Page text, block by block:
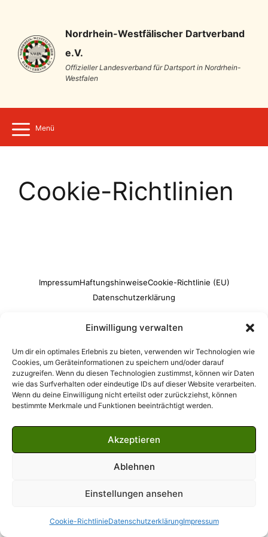
Einwilligung verwalten
Um dir ein optimales Erlebnis zu bieten, verwenden wir Technologien wie
Cookies, um Geräteinformationen zu speichern und/oder darauf
zuzugreifen. Wenn du diesen Technologien zustimmst, können wir Daten
wie das Surfverhalten oder eindeutige IDs auf dieser Website verarbeiten.
Wenn du deine Einwilligung nicht erteilst oder zurückziehst, können
bestimmte Merkmale und Funktionen beeinträchtigt werden.
Akzeptieren
Ablehnen
Einstellungen ansehen
Cookie-RichtlinieDatenschutzerklärungImpressum
Nordrhein-Westfälischer Dartverband
e.V.
Offizieller Landesverband für Dartsport in Nordrhein-
Westfalen
Menü
Cookie-Richtlinien
ImpressumHaftungshinweiseCookie-Richtlinie (EU)
Datenschutzerklärung